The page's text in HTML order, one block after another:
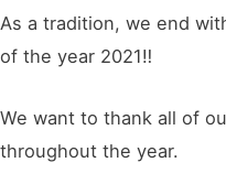
As a tradition, we end
of the year 2021‼ ️
We want to thank all of
throughout the year.